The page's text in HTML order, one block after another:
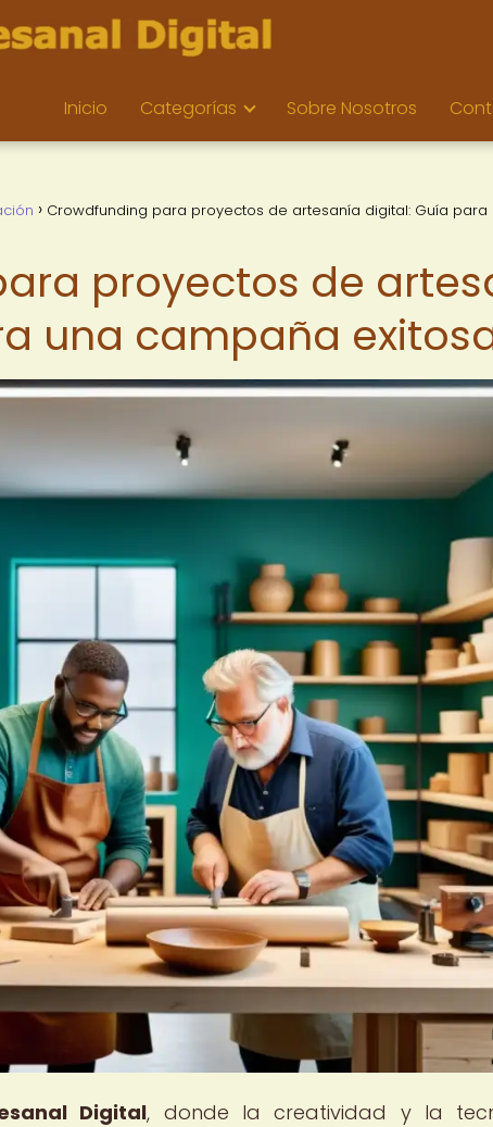
Inicio Categorías Sobre Nosotros
Crowdfunding para proyectos de artesanía digital: Guía
proyectos de
una campaña
Digital, donde la creatividad y la